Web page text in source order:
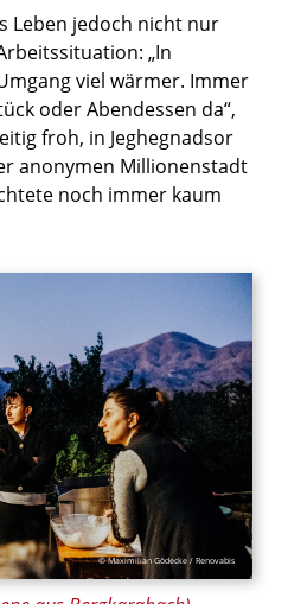
© Maximilian Gödecke / Renovabis
Leben jedoch nicht nur
„In
viel wärmer. Immer
oder Abendessen da“,
froh, in Jeghegnadsor
anonymen Millionenstadt
noch immer kaum